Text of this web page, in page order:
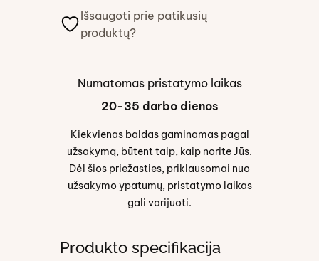
Išsaugoti prie patikusių
produktų?
Numatomas pristatymo laikas
20-35 darbo dienos
Kiekvienas baldas gaminamas pagal
užsakymą, būtent taip, kaip norite Jūs.
Dėl šios priežasties, priklausomai nuo
užsakymo ypatumų, pristatymo laikas
gali varijuoti.
Produkto specifikacija